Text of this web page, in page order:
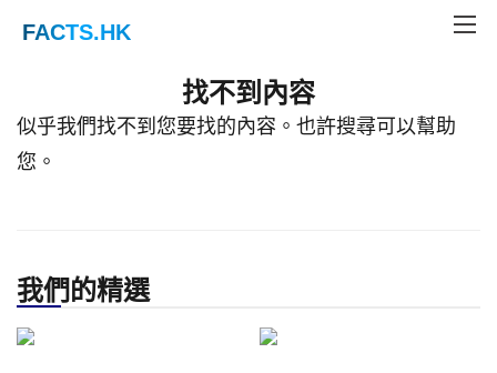
FACTS.HK
找不到內容
似乎我們找不到您要找的內容。也許搜尋可以幫助
您。
我們的精選